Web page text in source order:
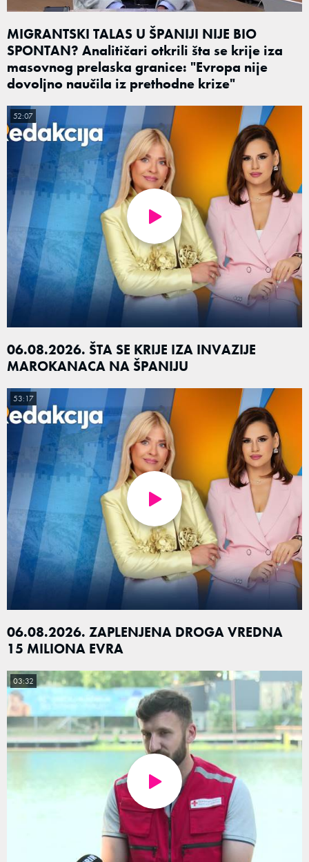
MIGRANTSKI TALAS U ŠPANIJI NIJE BIO
SPONTAN? Analitičari otkrili šta se krije iza
masovnog prelaska granice: "Evropa nije
dovoljno naučila iz prethodne krize"
06.08.2026. ŠTA SE KRIJE IZA INVAZIJE
MAROKANACA NA ŠPANIJU
52:07
06.08.2026. ZAPLENJENA DROGA VREDNA
15 MILIONA EVRA
53:17
03:32